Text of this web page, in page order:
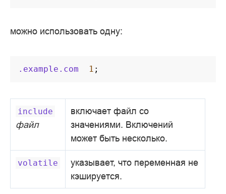
можно использовать одну:
.example.com 1 ;
include
файл
включает файл со
значениями. Включений
может быть несколько.
volatile
указывает, что переменная не
кэшируется.